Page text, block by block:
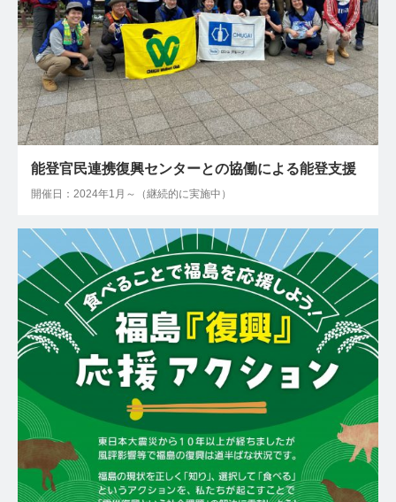
能登官民連携復興センターとの協働による能登支援
開催日：2024年1月～（継続的に実施中）